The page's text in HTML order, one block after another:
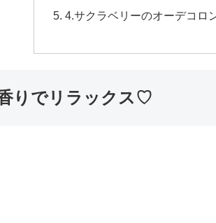
4.サクラベリーのオーデコロ
りでリラックス♡